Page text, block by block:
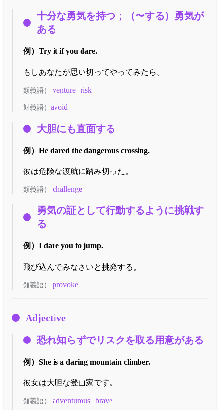
十分な勇気を持つ；（〜する）勇気が
ある
例） Try it if you dare.
もしあなたが思い切ってやってみたら。
類義語） venture risk
対義語） avoid
大胆にも直面する
例） He dared the dangerous crossing.
彼は危険な渡航に踏み切った。
類義語） challenge
勇気の証として行動するように挑戦す
る
例） I dare you to jump.
飛び込んでみなさいと挑発する。
類義語） provoke
Adjective
恐れ知らずでリスクを取る用意がある
例） She is a daring mountain climber.
彼女は大胆な登山家です。
類義語） adventurous brave